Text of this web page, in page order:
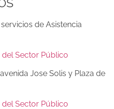
de Asistencia
Sector Público
Jose Solis y Plaza de
Sector Público